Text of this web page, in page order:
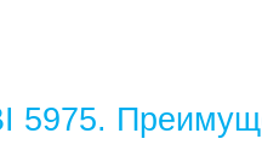
5975.